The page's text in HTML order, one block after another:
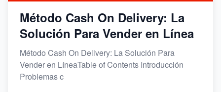
Método Cash On Delivery: La
Solución Para Vender en Línea
Método Cash On Delivery: La Solución Para
Vender en LíneaTable of Contents Introducción
Problemas c